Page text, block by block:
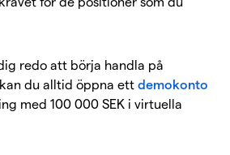
redo att börja handla på
du alltid öppna ett demokonto
med 100 000 SEK i virtuella